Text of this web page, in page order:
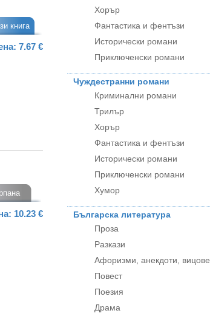
книга
7.67 €
10.23 €
Хорър
Фантастика и фентъзи
Исторически романи
Приключенски романи
Чуждестранни романи
Криминални романи
Трилър
Хорър
Фантастика и фентъзи
Исторически романи
Приключенски романи
Хумор
Българска литература
Проза
Разкази
Афоризми, анекдоти, вицове
Повест
Поезия
Драма